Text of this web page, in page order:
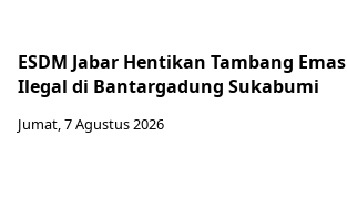
ESDM Jabar Hentikan Tambang Emas
Ilegal di Bantargadung Sukabumi
Jumat, 7 Agustus 2026